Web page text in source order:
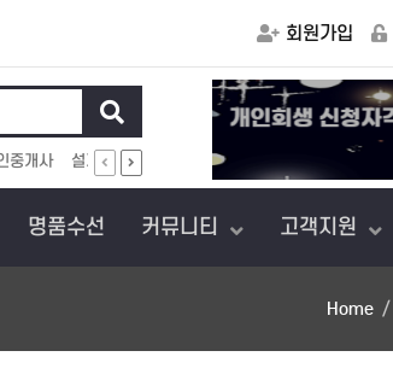
회원가입
중개사 설계 보상 아이에게
명품수선 커뮤니티 고객지원
Home